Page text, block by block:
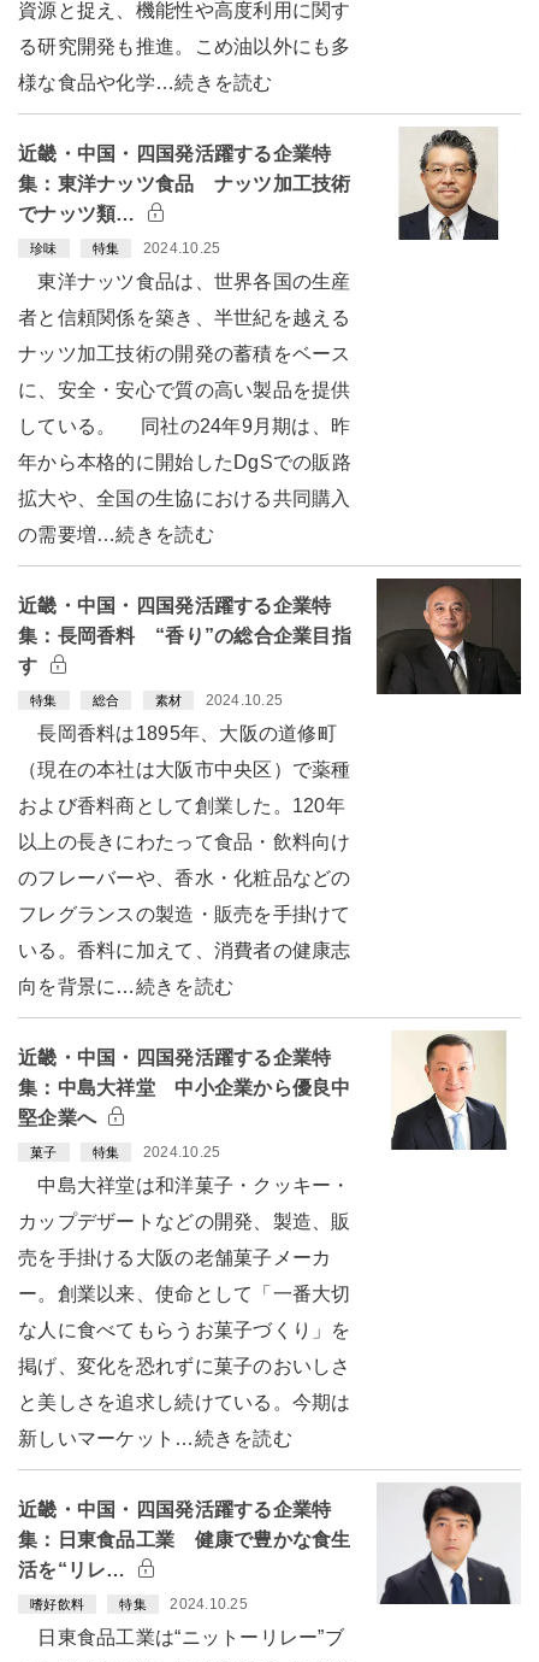
資源と捉え、機能性や高度利用に関す
る研究開発も推進。こめ油以外にも多
様な食品や化学…続きを読む
近畿・中国・四国発活躍する企業特
集：東洋ナッツ食品 ナッツ加工技術
でナッツ類…
珍味 特集 2024.10.25
東洋ナッツ食品は、世界各国の生産
者と信頼関係を築き、半世紀を越える
ナッツ加工技術の開発の蓄積をベース
に、安全・安心で質の高い製品を提供
している。 同社の24年9月期は、昨
年から本格的に開始したDgSでの販路
拡大や、全国の生協における共同購入
の需要増…続きを読む
近畿・中国・四国発活躍する企業特
集：長岡香料 “香り”の総合企業目指
す
特集 総合 素材 2024.10.25
長岡香料は1895年、大阪の道修町
（現在の本社は大阪市中央区）で薬種
および香料商として創業した。120年
以上の長きにわたって食品・飲料向け
のフレーバーや、香水・化粧品などの
フレグランスの製造・販売を手掛けて
いる。香料に加えて、消費者の健康志
向を背景に…続きを読む
近畿・中国・四国発活躍する企業特
集：中島大祥堂 中小企業から優良中
堅企業へ
菓子 特集 2024.10.25
中島大祥堂は和洋菓子・クッキー・
カップデザートなどの開発、製造、販
売を手掛ける大阪の老舗菓子メーカ
ー。創業以来、使命として「一番大切
な人に食べてもらうお菓子づくり」を
掲げ、変化を恐れずに菓子のおいしさ
と美しさを追求し続けている。今期は
新しいマーケット…続きを読む
近畿・中国・四国発活躍する企業特
集：日東食品工業 健康で豊かな食生
活を“リレ…
嗜好飲料 特集 2024.10.25
日東食品工業は“ニットーリレー”ブ